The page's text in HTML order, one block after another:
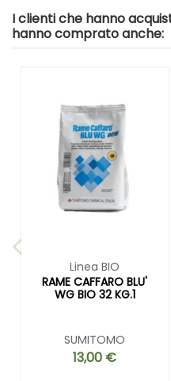
I clienti che hanno
hanno comprato anche:
Linea BIO
RAME CAFFARO BLU'
WG BIO 32 KG.1
SUMITOMO
13,00 €